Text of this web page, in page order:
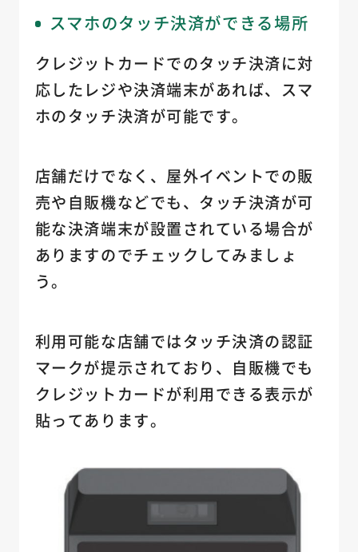
スマホのタッチ決済ができる場所
クレジットカードでのタッチ決済に対
応したレジや決済端末があれば、スマ
ホのタッチ決済が可能です。
店舗だけでなく、屋外イベントでの販
売や自販機などでも、タッチ決済が可
能な決済端末が設置されている場合が
ありますのでチェックしてみましょ
う。
利用可能な店舗ではタッチ決済の認証
マークが提示されており、自販機でも
クレジットカードが利用できる表示が
貼ってあります。